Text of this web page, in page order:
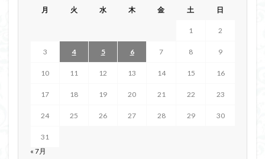
月 火 水 木 金 土 日
1 2
3 4 5 6 7 8 9
10 11 12 13 14 15 16
17 18 19 20 21 22 23
24 25 26 27 28 29 30
31
« 7月